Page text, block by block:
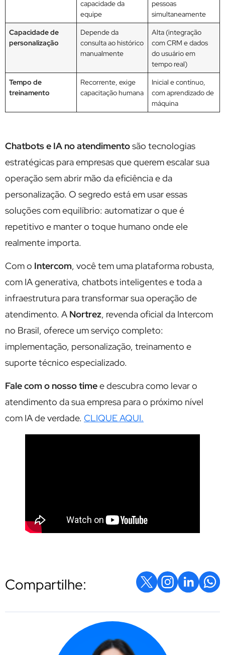
capacidade da
equipe
pessoas
simultaneamente
Capacidade de
personalização
Depende da
consulta ao histórico
manualmente
Alta (integração
com CRM e dados
do usuário em
tempo real)
Tempo de
treinamento
Recorrente, exige
capacitação humana
Inicial e contínuo,
com aprendizado de
máquina
Chatbots e IA no atendimentosão tecnologias
estratégicas para empresas que querem escalar sua
operação sem abrir mão da eficiência e da
personalização. O segredo está em usar essas
soluções com equilíbrio: automatizar o que é
repetitivo e manter o toque humano onde ele
realmente importa.
Com o Intercom, você tem uma plataforma robusta,
com IA generativa, chatbots inteligentes e toda a
infraestrutura para transformar sua operação de
atendimento. A Nortrez, revenda oficial da Intercom
no Brasil, oferece um serviço completo:
implementação, personalização, treinamento e
suporte técnico especializado.
Fale com o nosso timee descubra como levar o
atendimento da sua empresa para o próximo nível
com IA de verdade. CLIQUE AQUI.
Compartilhe: